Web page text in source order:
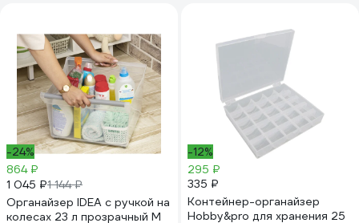
-24%
864 ₽
1 045 ₽1 144 ₽
Органайзер IDEA с ручкой на
колесах 23 л прозрачный М
-12%
295 ₽
335 ₽
Контейнер-органайзер
Hobby&pro для хранения 25